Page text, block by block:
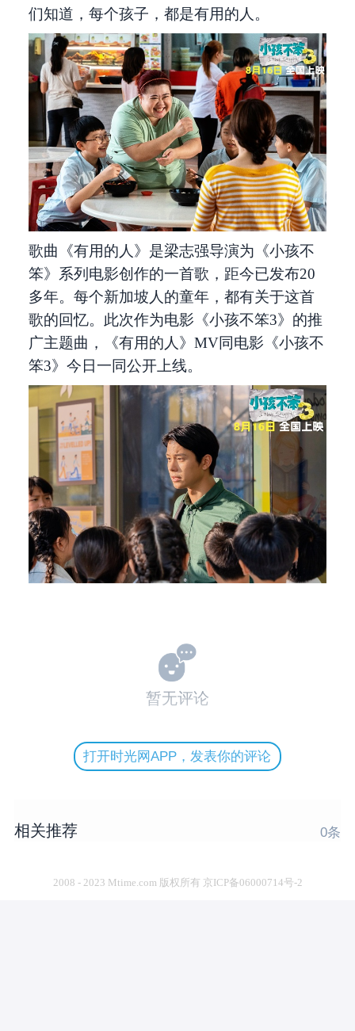
们知道，每个孩子，都是有用的人。
歌曲《有用的人》是梁志强导演为《小孩不
笨》系列电影创作的一首歌，距今已发布20
多年。每个新加坡人的童年，都有关于这首
歌的回忆。此次作为电影《小孩不笨3》的推
广主题曲，《有用的人》MV同电影《小孩不
笨3》今日一同公开上线。
暂无评论
打开时光网APP，发表你的评论
相关推荐 0条
2008 - 2023 Mtime.com 版权所有 京ICP备06000714号-2